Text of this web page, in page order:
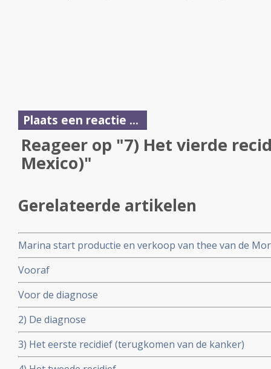
Plaats een reactie ...
Reageer op "7) Het vierde
Mexico)"
Gerelateerde artikelen
Marina start productie en verkoop van thee van de
Suriname. Ook in Nederland verkrijgbaar.
Vooraf
Voor de diagnose
2) De diagnose
3) Het eerste recidief (terugkomen van de kanker)